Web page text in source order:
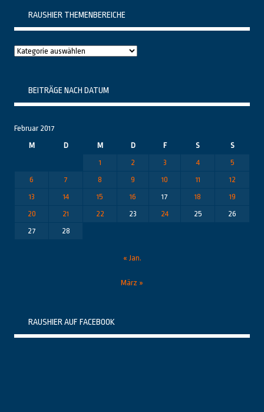
RAUSHIER THEMENBEREICHE
Raushier
BEITRÄGE NACH DATUM
Februar 2017
M
D M D F S
S
1
2 3 4
5
6
7 8 9 10 11
12
13
14 15 16 17 18
19
20
21 22 23 24 25
26
27
28
« Jan.
März »
RAUSHIER AUF FACEBOOK